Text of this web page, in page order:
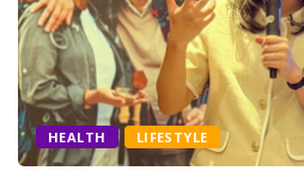
HEALTH LIFESTYLE